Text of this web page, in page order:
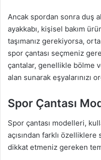
Ancak spordan sonra duş
ayakkabı, kişisel bakım
taşımanız gerekiyorsa,
spor çantası seçmeniz
çantalar, genellikle bölme
alan sunarak eşyalarınızı
Spor Çantası
Spor çantası modelleri,
açısından farklı
dikkat etmeniz gereken